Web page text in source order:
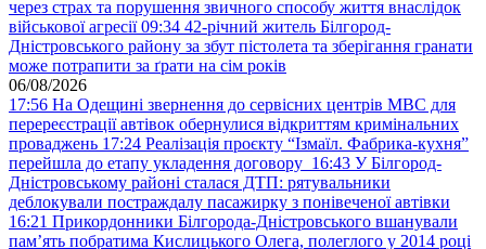
через страх та порушення звичного способу життя внаслідок
військової агресії 09:34 42-річний житель Білгород-
Дністровського району за збут пістолета та зберігання гранати
може потрапити за ґрати на сім років
06/08/2026
17:56 На Одещині звернення до сервісних центрів МВС для
перереєстрації автівок обернулися відкриттям кримінальних
проваджень 17:24 Реалізація проєкту “Ізмаїл. Фабрика-кухня”
перейшла до етапу укладення договору 16:43 У Білгород-
Дністровському районі сталася ДТП: рятувальники
деблокували постраждалу пасажирку з понівеченої автівки
16:21 Прикордонники Білгорода-Дністровського вшанували
пам’ять побратима Кислицького Олега, полеглого у 2014 році